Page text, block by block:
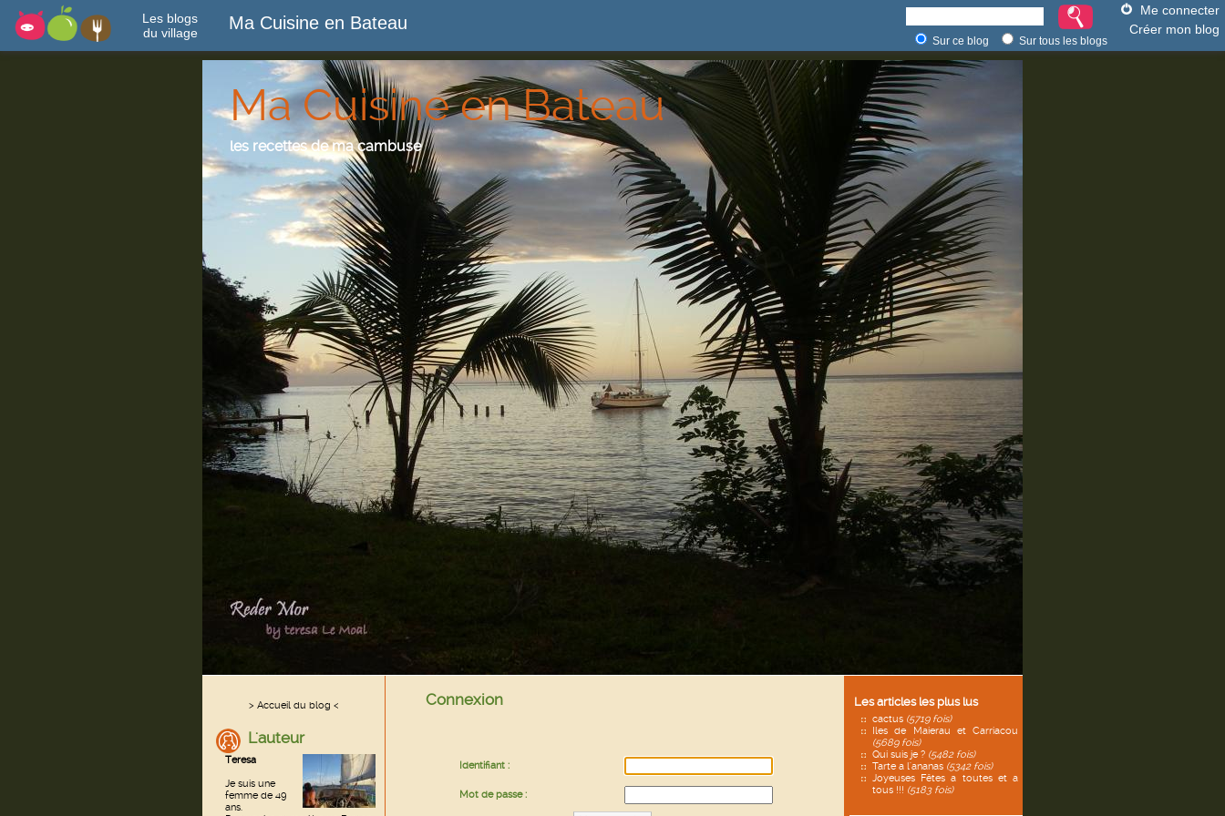
Les blogs
du village
Ma Cuisine en Bateau
Me connecter
Créer mon blog
Sur ce blog Sur tous les blogs
Ma Cuisine en Bateau
les recettes de ma cambuse
Les articles les plus lus
cactus (5719 fois)
Iles de Maierau et Carriacou
(5689 fois)
Qui suis je ? (5482 fois)
Tarte a l'ananas (5342 fois)
Joyeuses Fêtes a toutes et a
tous !!! (5183 fois)
> Accueil du blog <
L'auteur
Teresa
Je suis une
femme de 49
ans.
Connexion
Identifiant :
Mot de passe :